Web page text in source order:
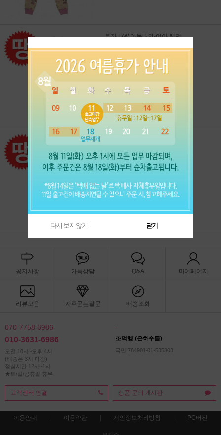
뿌까 F/W 아동내의-여아 랜덤
5,900원
5,900원: 1개 가격
5,900원
공지사항 카톡상담 Q&A 마이페이지
리뷰모음 자주묻는질문 배송조회
070-7758-6986
010-3631-6986
오전 10시~오후 4시
(배송은 3시 마감)
점심시간 12시~1시
★토/일/공휴일 휴무
-
조덕행 (은하수몰)
국민 784901-01-535303
고객센터 연결 상품 문의 게시판
이용안내 이용약관 개인정보처리방침 PC버전
다시 보지 않기 닫기